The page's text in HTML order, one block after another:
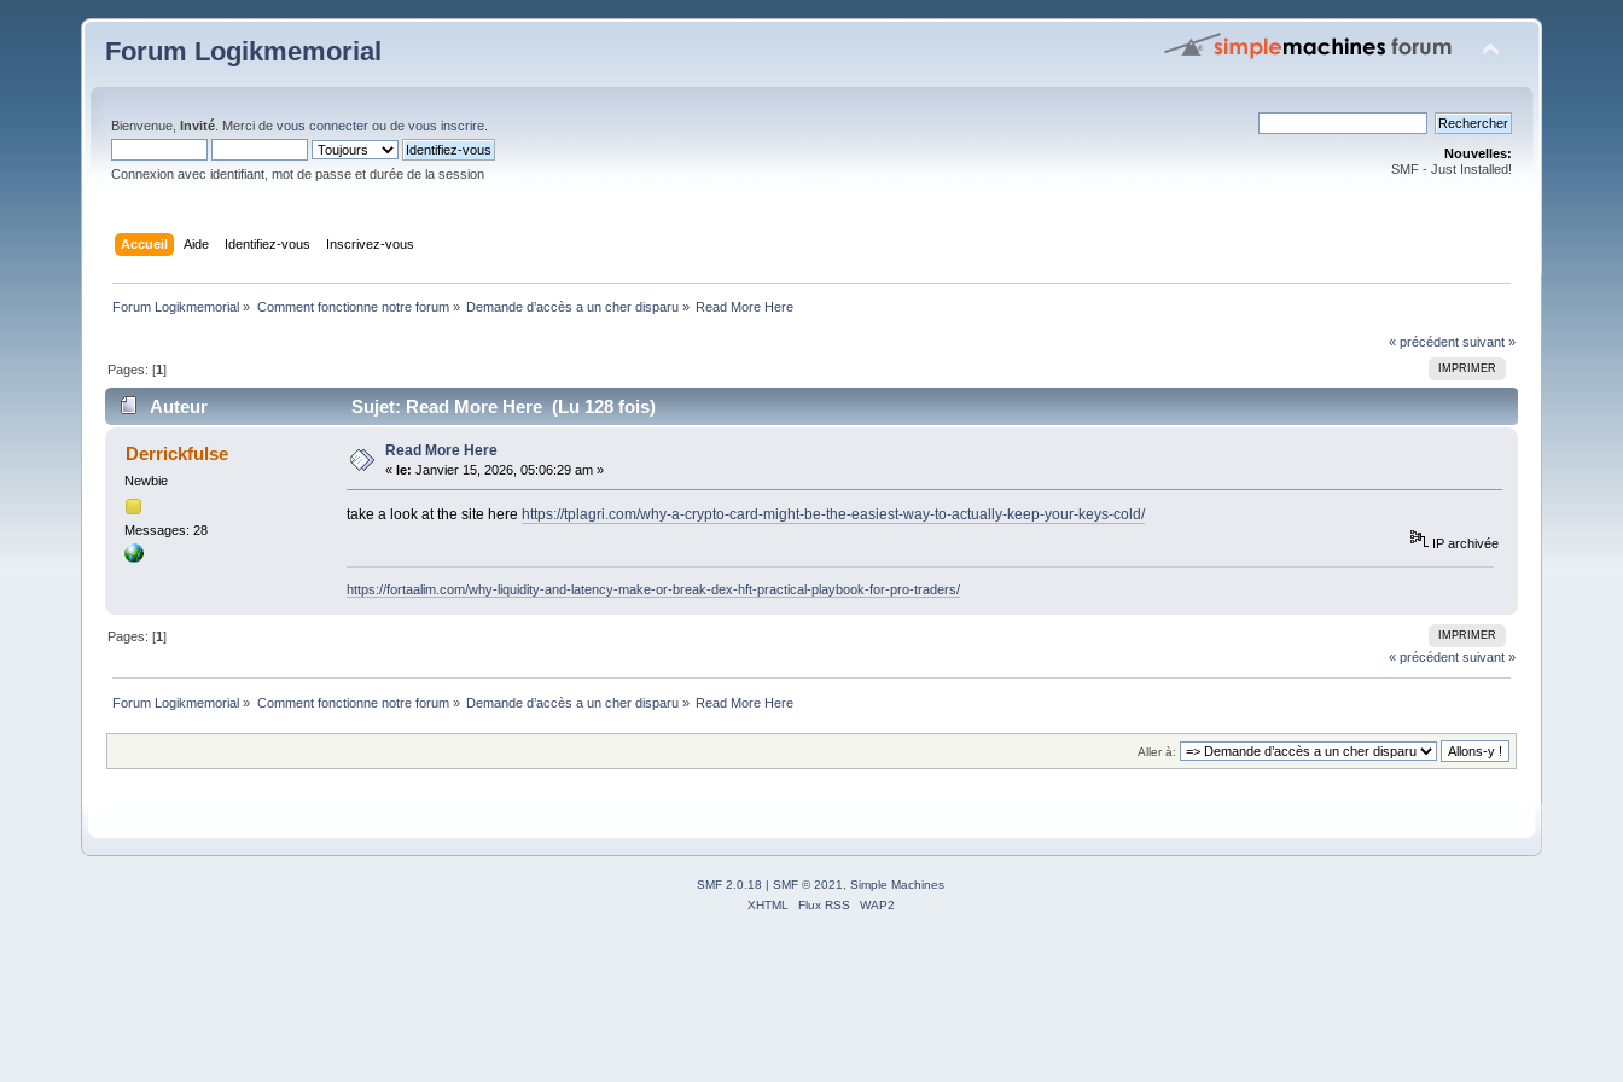
Forum Logikmemorial
Bienvenue,Invité . Merci devous connecter ou devous inscrire
Connexion avec identifiant, mot de passe et durée de la session
Nouvelles:
SMF - Just Installed!
Accueil Aide Identifiez-vous Inscrivez-vous
Forum Logikmemorial » Comment fonctionne notre forum» Demande d’accès a un cher disparu » Read More Here
« précédent suivant »
IMPRIMER
Pages: [1]
Auteur Sujet: Read More Here (Lu 128 fois)
Derrickfulse
Newbie
Messages: 28
Read More Here
« le: Janvier 15, 2026, 05:06:29 am »
take a look at the site here https://tplagri.com/why-a-crypto-card-might-be-the-easiest-way-to-actually-keep-your-keys-cold/
IP archivée
https://fortaalim.com/why-liquidity-and-latency-make-or-break-dex-hft-practical-playbook-for-pro-traders/
IMPRIMER
Pages: [1]
« précédent suivant »
Forum Logikmemorial » Comment fonctionne notre forum» Demande d’accès a un cher disparu » Read More Here
Aller à:
SMF 2.0.18 | SMF © 2021
Simple Machines
XHTML
Flux RSS WAP2